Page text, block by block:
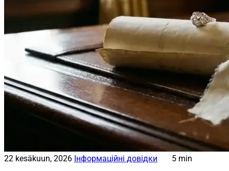
22 kesäkuun, 2026 Інформаційні довідки 5 min